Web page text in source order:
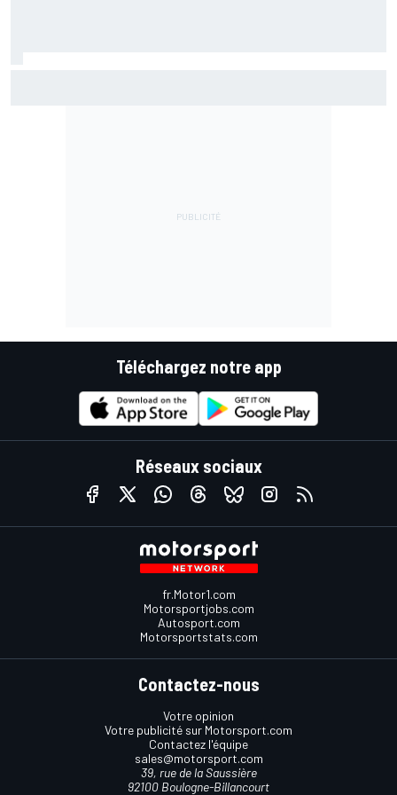
Téléchargez notre app
Réseaux sociaux
fr.Motor1.com
Motorsportjobs.com
Autosport.com
Motorsportstats.com
Contactez-nous
Votre opinion
Votre publicité sur Motorsport.com
Contactez l'équipe
sales@motorsport.com
39, rue de la Saussière
92100 Boulogne-Billancourt